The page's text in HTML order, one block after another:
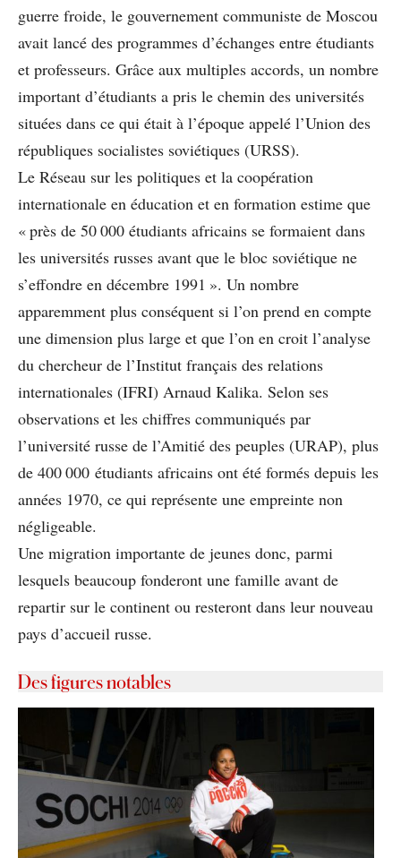
guerre froide, le gouvernement communiste de Moscou
avait lancé des programmes d’échanges entre étudiants
et professeurs. Grâce aux multiples accords, un nombre
important d’étudiants a pris le chemin des universités
situées dans ce qui était à l’époque appelé l’Union des
républiques socialistes soviétiques (URSS).
Le Réseau sur les politiques et la coopération
internationale en éducation et en formation estime que
« près de 50 000 étudiants africains se formaient dans
les universités russes avant que le bloc soviétique ne
s’effondre en décembre 1991 ». Un nombre
apparemment plus conséquent si l’on prend en compte
une dimension plus large et que l’on en croit l’analyse
du chercheur de l’Institut français des relations
internationales (IFRI) Arnaud Kalika. Selon ses
observations et les chiffres communiqués par
l’université russe de l’Amitié des peuples (URAP), plus
de 400 000 étudiants africains ont été formés depuis les
années 1970, ce qui représente une empreinte non
négligeable.
Une migration importante de jeunes donc, parmi
lesquels beaucoup fonderont une famille avant de
repartir sur le continent ou resteront dans leur nouveau
pays d’accueil russe.
Des figures notables